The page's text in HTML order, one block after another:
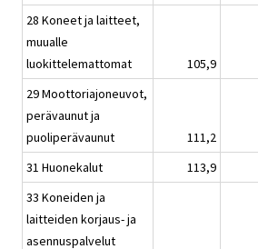
28 Koneet ja laitteet,
muualle
luokittelemattomat
105,9
29 Moottoriajoneuvot,
perävaunut ja
puoliperävaunut
111,2
31 Huonekalut
113,9
33 Koneiden ja
laitteiden korjaus- ja
asennuspalvelut